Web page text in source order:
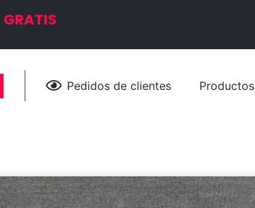
GRATIS
Pedidos de clientes Productos